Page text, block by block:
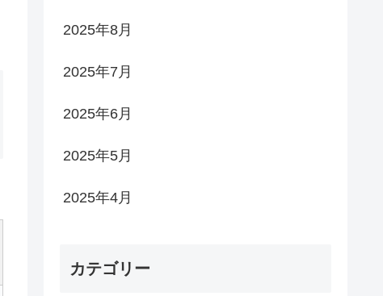
2025年8月
2025年7月
2025年6月
2025年5月
2025年4月
カテゴリー